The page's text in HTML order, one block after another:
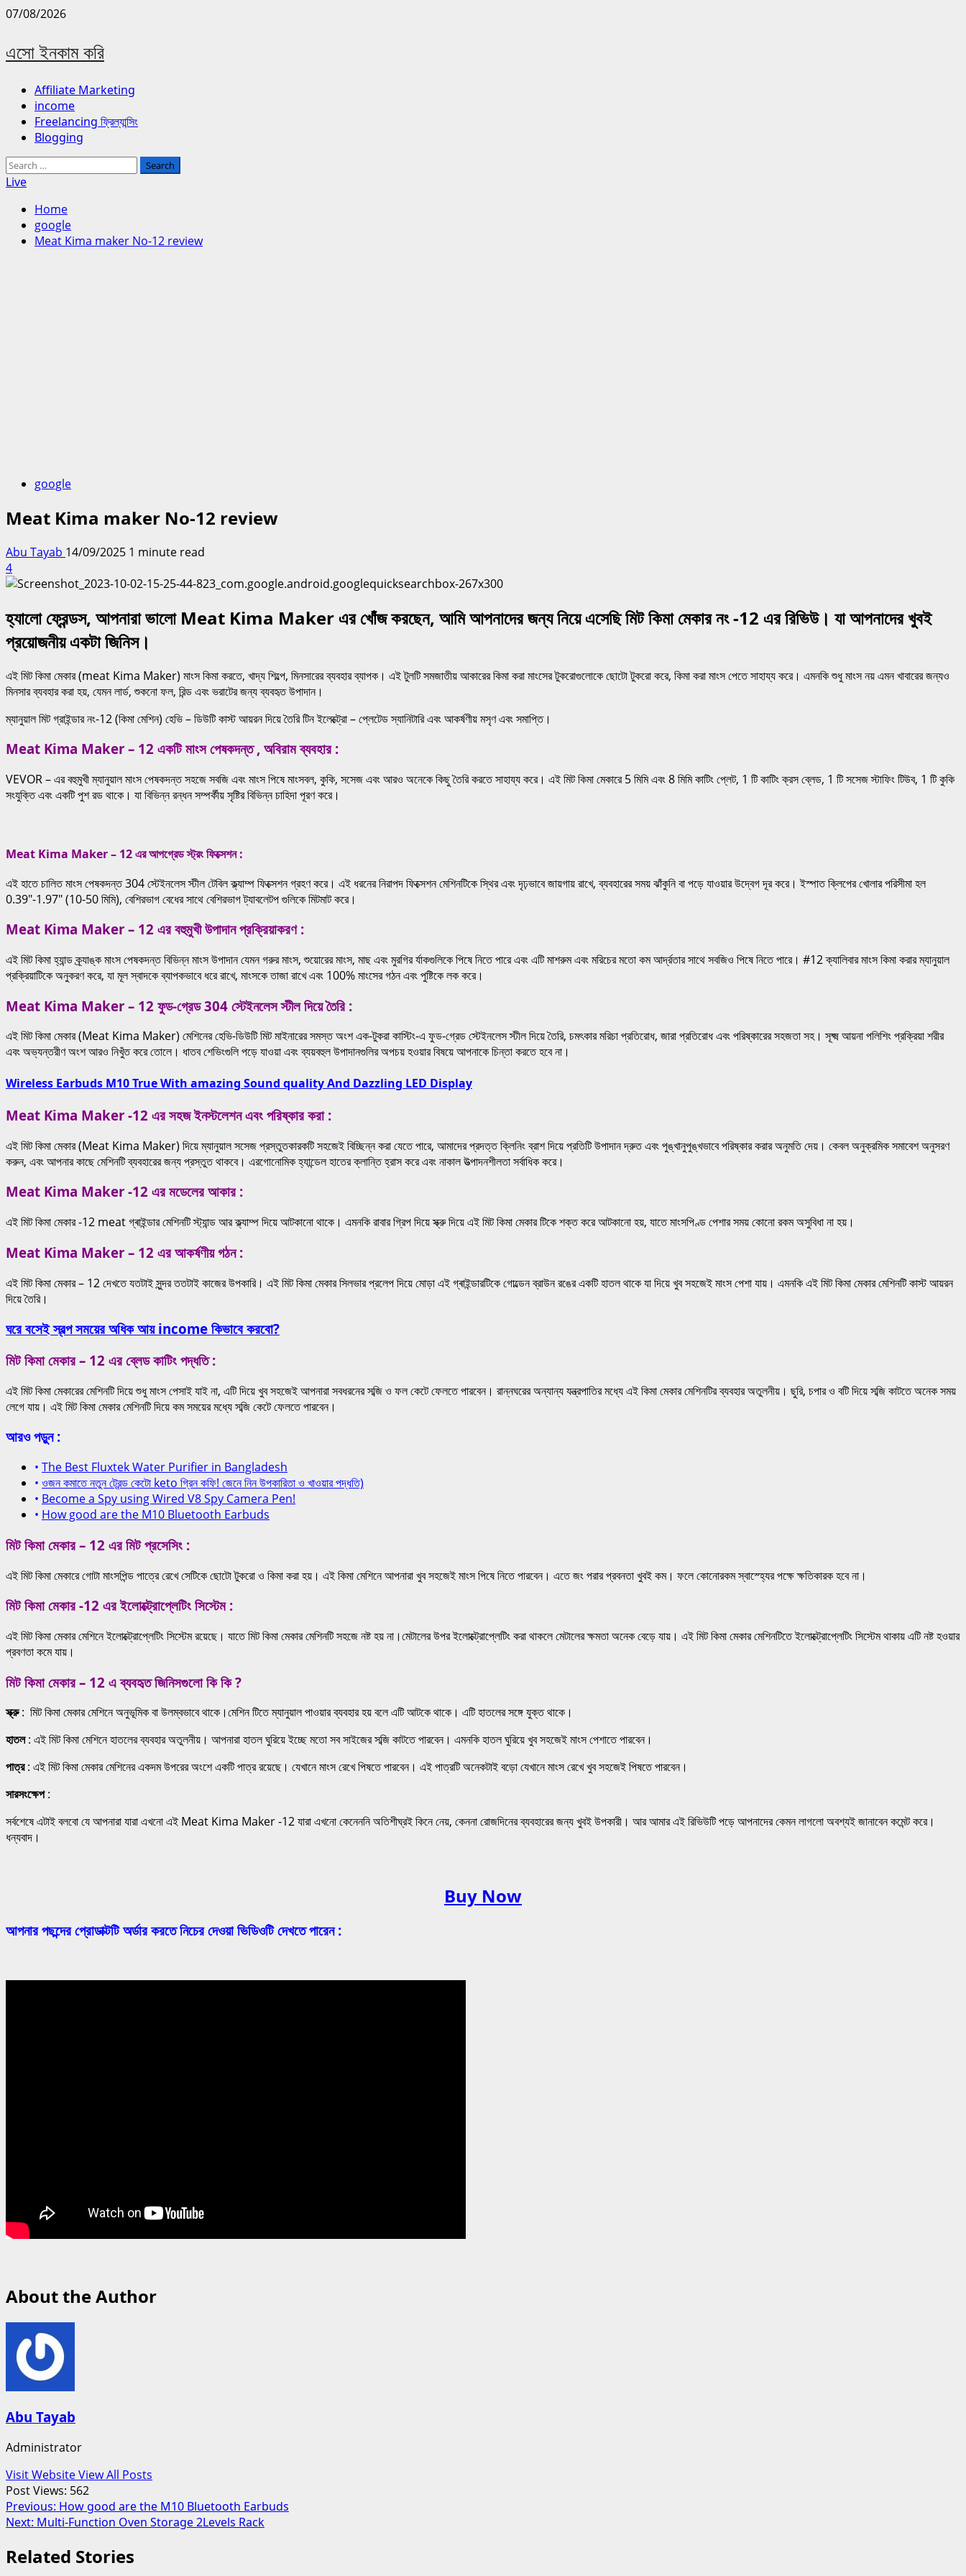
Skip
content
07/08/2026
এসো ইনকাম করি
Primary
Menu
Affiliate Marketing
income
Freelancing ফ্রিল্যান্সিং
Blogging
Search
for:
Live
Home
google
Meat Kima maker No-12 review
google
Meat Kima maker No-12 review
Abu Tayab 14/09/2025 1 minute read
4
হ্যালো ফ্রেন্ডস, আপনারা ভালো Meat Kima Makerএর খোঁজ করছেন, আমি আপনাদের জন্য নিয়ে এসেছি মিট কিমা মেকার নং -12 এর রিভিউ। যা আপনাদের খুবই
প্রয়োজনীয় একটা জিনিস।
এই মিট কিমা মেকার (meat Kima Maker) মাংস কিমা করতে, খাদ্য শিল্পে, মিনসারের ব্যবহার ব্যাপক। এই টুলটি সমজাতীয় আকারের কিমা করা মাংসের টুকরোগুলোকে ছোটো টুকরো করে, কিমা করা মাংস পেতে সাহায্য করে। এমনকি শুধু মাংস নয় এমন খাবারের জন্যও
মিনসার ব্যবহার করা হয়, যেমন লার্ড, শুকনো ফল, রিন্ড এবং ভরাটের জন্য ব্যবহৃত উপাদান।
ম্যানুয়াল মিট গ্রাইন্ডার নং-12 (কিমা মেশিন) হেভি – ডিউটি কাস্ট আয়রন দিয়ে তৈরি টিন ইলেক্ট্রো – প্লেটেড স্যানিটারি এবং আকর্ষণীয় মসৃণ এবং সমাপ্তি।
Meat Kima Maker – 12 একটি মাংস পেষকদন্ত , অবিরাম ব্যবহার :
VEVOR – এর বহুমুখী ম্যানুয়াল মাংস পেষকদন্ত সহজে সবজি এবং মাংস পিষে মাংসবল, কুকি, সসেজ এবং আরও অনেকে কিছু তৈরি করতে সাহায্য করে। এই মিট কিমা মেকারে 5 মিমি এবং 8 মিমি কাটিং প্লেট, 1 টি কাটিং ক্রস ব্লেড, 1 টি সসেজ স্টাফিং টিউব, 1 টি কুকি
সংযুক্তি এবং একটি পুশ রড থাকে। যা বিভিন্ন রন্ধন সম্পর্কীয় সৃষ্টির বিভিন্ন চাহিদা পূরণ করে।
Meat Kima Maker – 12 এর আপগ্রেড স্ট্রং ফিক্সেশন :
এই হাতে চালিত মাংস পেষকদন্ত 304 স্টেইনলেস স্টীল টেবিল ক্ল্যাম্প ফিক্সেশন গ্রহণ করে। এই ধরনের নিরাপদ ফিক্সেশন মেশিনটিকে স্থির এবং দৃঢ়ভাবে জায়গায় রাখে, ব্যবহারের সময় ঝাঁকুনি বা পড়ে যাওয়ার উদ্বেগ দূর করে। ইস্পাত ক্লিপের খোলার পরিসীমা হল
0.39″-1.97″ (10-50 মিমি), বেশিরভাগ বেধের সাথে বেশিরভাগ ট্যাবলেটপ গুলিকে মিটমাট করে।
Meat Kima Maker – 12 এর বহুমুখী উপাদান প্রক্রিয়াকরণ :
এই মিট কিমা হ্যান্ড ক্র্যাঙ্ক মাংস পেষকদন্ত বিভিন্ন মাংস উপাদান যেমন গরুর মাংস, শুয়োরের মাংস, মাছ এবং মুরগির র্যাকগুলিকে পিষে নিতে পারে এবং এটি মাশরুম এবং মরিচের মতো কম আর্দ্রতার সাথে সবজিও পিষে নিতে পারে। #12 ক্যালিবার মাংস কিমা করার ম্যানুয়াল
প্রক্রিয়াটিকে অনুকরণ করে, যা মূল স্বাদকে ব্যাপকভাবে ধরে রাখে, মাংসকে তাজা রাখে এবং 100% মাংসের গঠন এবং পুষ্টিকে লক করে।
Meat Kima Maker – 12 ফুড-গ্রেড 304 স্টেইনলেস স্টীল দিয়ে তৈরি :
এই মিট কিমা মেকার (Meat Kima Maker) মেশিনের হেভি-ডিউটি মিট মাইনারের সমস্ত অংশ এক-টুকরা কাস্টিং-এ ফুড-গ্রেড স্টেইনলেস স্টীল দিয়ে তৈরি, চমৎকার মরিচা প্রতিরোধ, জারা প্রতিরোধ এবং পরিষ্কারের সহজতা সহ। সূক্ষ্ম আয়না পলিশিং প্রক্রিয়া শরীর
এবং অভ্যন্তরীণ অংশ আরও নিখুঁত করে তোলে। ধাতব শেভিংগুলি পড়ে যাওয়া এবং ব্যয়বহুল উপাদানগুলির অপচয় হওয়ার বিষয়ে আপনাকে চিন্তা করতে হবে না।
Wireless Earbuds M10 True With amazing Sound quality And Dazzling LED Display
Meat Kima Maker -12 এর সহজ ইনস্টলেশন এবং পরিষ্কার করা :
এই মিট কিমা মেকার (Meat Kima Maker) দিয়ে ম্যানুয়াল সসেজ প্রস্তুতকারকটি সহজেই বিচ্ছিন্ন করা যেতে পারে, আমাদের প্রদত্ত ক্লিনিং ব্রাশ দিয়ে প্রতিটি উপাদান দ্রুত এবং পুঙ্খানুপুঙ্খভাবে পরিষ্কার করার অনুমতি দেয়। কেবল অনুক্রমিক সমাবেশ অনুসরণ
করুন, এবং আপনার কাছে মেশিনটি ব্যবহারের জন্য প্রস্তুত থাকবে। এরগোনোমিক হ্যান্ডেল হাতের ক্লান্তি হ্রাস করে এবং নাকাল উত্পাদনশীলতা সর্বাধিক করে।
Meat Kima Maker -12 এর মডেলের আকার :
এই মিট কিমা মেকার -12 meat গ্ৰাইন্ডার মেশিনটি স্ট্যান্ড আর ক্ল্যাম্প দিয়ে আটকানো থাকে। এমনকি রাবার গ্রিপ দিয়ে স্ক্রু দিয়ে এই মিট কিমা মেকার টিকে শক্ত করে আটকানো হয়, যাতে মাংসপিণ্ড পেশার সময় কোনো রকম অসুবিধা না হয়।
Meat Kima Maker – 12 এর আকর্ষণীয় গঠন :
এই মিট কিমা মেকার – 12 দেখতে যতটাই সুন্দর ততটাই কাজের উপকারি। এই মিট কিমা মেকার সিলভার প্রলেপ দিয়ে মোড়া এই গ্ৰাইন্ডারটিকে গোল্ডেন ব্রাউন রঙের একটি হাতল থাকে যা দিয়ে খুব সহজেই মাংস পেশা যায়। এমনকি এই মিট কিমা মেকার মেশিনটি কাস্ট আয়রন
দিয়ে তৈরি।
ঘরে বসেই স্বল্প সময়ের অধিক আয় income কিভাবে করবো?
মিট কিমা মেকার – 12 এর ব্লেড কাটিং পদ্ধতি :
এই মিট কিমা মেকারের মেশিনটি দিয়ে শুধু মাংস পেসাই যাই না, এটি দিয়ে খুব সহজেই আপনারা সবধরনের সব্জি ও ফল কেটে ফেলতে পারবেন। রান্নঘরের অন্যান্য যন্ত্রপাতির মধ্যে এই কিমা মেকার মেশিনটির ব্যবহার অতুলনীয়। ছুরি, চপার ও বটি দিয়ে সব্জি কাটতে অনেক সময়
লেগে যায়। এই মিট কিমা মেকার মেশিনটি দিয়ে কম সময়ের মধ্যে সব্জি কেটে ফেলতে পারবেন।
আরও পড়ুন :
• The Best Fluxtek Water Purifier in Bangladesh
• ওজন কমাতে নতুন ট্রেন্ড কেটো keto গ্রিন কফি! জেনে নিন উপকারিতা ও খাওয়ার পদ্ধতি)
• Become a Spy using Wired V8 Spy Camera Pen!
• How good are the M10 Bluetooth Earbuds
মিট কিমা মেকার – 12 এর মিট প্রসেসিং :
এই মিট কিমা মেকারে গোটা মাংসপিন্ড পাত্রে রেখে সেটিকে ছোটো টুকরো ও কিমা করা হয়। এই কিমা মেশিনে আপনারা খুব সহজেই মাংস পিষে নিতে পারবেন। এতে জং পরার প্রবনতা খুবই কম। ফলে কোনোরকম স্বাস্হ্যের পক্ষে ক্ষতিকারক হবে না।
মিট কিমা মেকার -12 এর ইলোক্ট্রোপ্লেটিং সিস্টেম :
এই মিট কিমা মেকার মেশিনে ইলোক্ট্রোপ্লেটিং সিস্টেম রয়েছে। যাতে মিট কিমা মেকার মেশিনটি সহজে নষ্ট হয় না।মেটালের উপর ইলোক্ট্রোপ্লেটিং করা থাকলে মেটালের ক্ষমতা অনেক বেড়ে যায়। এই মিট কিমা মেকার মেশিনটিতে ইলোক্ট্রোপ্লেটিং সিস্টেম থাকায় এটি নষ্ট হওয়ার
প্রবণতা কমে যায়।
মিট কিমা মেকার – 12 এ ব্যবহৃত জিনিসগুলো কি কি ?
স্ক্রু: মিট কিমা মেকার মেশিনে অনুভূমিক বা উলম্বভাবে থাকে।মেশিন টিতে ম্যানুয়াল পাওয়ার ব্যবহার হয় বলে এটি আটকে থাকে। এটি হাতলের সঙ্গে যুক্ত থাকে।
হাতল: এই মিট কিমা মেশিনে হাতলের ব্যবহার অতুলনীয়। আপনারা হাতল ঘুরিয়ে ইচ্ছে মতো সব সাইজের সব্জি কাটতে পারবেন। এমনকি হাতল ঘুরিয়ে খুব সহজেই মাংস পেশাতে পারবেন।
পাত্র: এই মিট কিমা মেকার মেশিনের একদম উপরের অংশে একটি পাত্র রয়েছে। যেখানে মাংস রেখে পিষতে পারবেন। এই পাত্রটি অনেকটাই বড়ো যেখানে মাংস রেখে খুব সহজেই পিষতে পারবেন।
সারসংক্ষেপ:
সর্বশেষে এটাই বলবো যে আপনারা যারা এখনো এই Meat Kima Maker -12 যারা এখনো কেনেননি অতিশীঘ্রই কিনে নেয়, কেননা রোজদিনের ব্যবহারের জন্য খুবই উপকারী। আর আমার এই রিভিউটি পড়ে আপনাদের কেমন লাগলো অবশ্যই জানাবেন কমেন্ট করে।
ধন্যবাদ।
Buy Now
আপনার পছন্দের প্রোডাক্টটি অর্ডার করতে নিচের দেওয়া ভিডিওটি দেখতে পারেন :
About the Author
Abu Tayab
Administrator
Visit WebsiteView All Posts
Post Views: 562
Post
navigation
Previous: How good are the M10 Bluetooth Earbuds
Next: Multi-Function Oven Storage 2Levels Rack
Related Stories